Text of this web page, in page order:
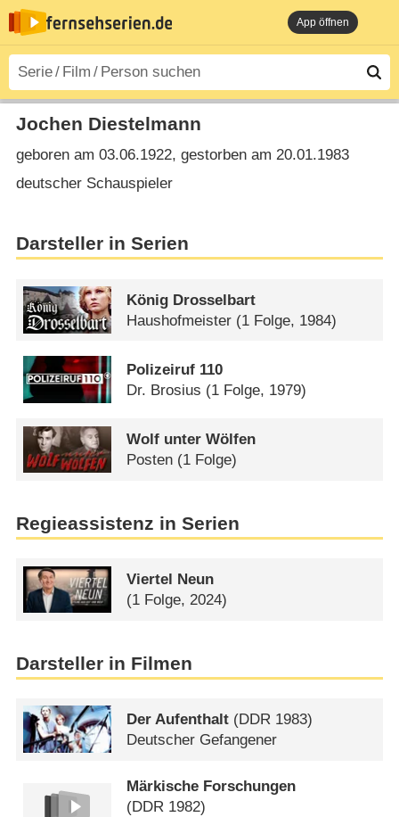
App öffnen
Jochen Diestelmann
geboren am 03.06.1922, gestorben am 20.01.1983
deutscher Schauspieler
Darsteller in Serien
König Drosselbart
Haushofmeister (1 Folge, 1984)
Polizeiruf 110
Dr. Brosius (1 Folge, 1979)
Wolf unter Wölfen
Posten (1 Folge)
Regieassistenz in Serien
Viertel Neun
(1 Folge, 2024)
Darsteller in Filmen
Der Aufenthalt (DDR 1983)
Deutscher Gefangener
Märkische Forschungen
(DDR 1982)